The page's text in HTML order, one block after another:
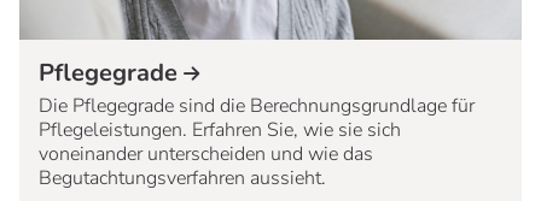
Pflegegrade
Die Pflegegrade sind die Berechnungsgrundlage für
Pflegeleistungen. Erfahren Sie, wie sie sich
voneinander unterscheiden und wie das
Begutachtungsverfahren aussieht.